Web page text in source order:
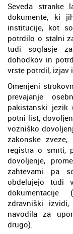
Seveda stranke
dokumente, ki
institucije, kot
potrdilo o stalni
tudi soglasje
dohodkov in
vrste potrdil, izjav
Omenjeni
prevajanje
pakistanski
potni list,
vozniško
zakonske
registra o smrti,
dovoljenje,
zahtevami pa
obdelujejo tudi
dokumentacije
zdravniški
navodila za
drugo).